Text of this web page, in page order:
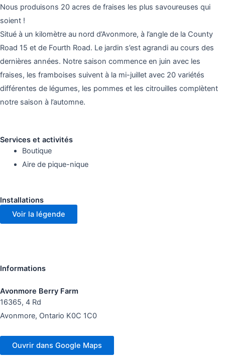
Nous produisons 20 acres de fraises les plus savoureuses qui
soient !
Situé à un kilomètre au nord d’Avonmore, à l’angle de la County
Road 15 et de Fourth Road. Le jardin s’est agrandi au cours des
dernières années. Notre saison commence en juin avec les
fraises, les framboises suivent à la mi-juillet avec 20 variétés
différentes de légumes, les pommes et les citrouilles complètent
notre saison à l’automne.
Services et activités
Boutique
Aire de pique-nique
Installations
Voir la légende
Informations
Avonmore Berry Farm
16365, 4 Rd
Avonmore, Ontario K0C 1C0
Ouvrir dans Google Maps